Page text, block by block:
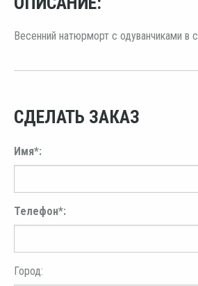
Весенний натюрморт с одуванчиками в
СДЕЛАТЬ ЗАКАЗ
Имя*:
Телефон*:
Город: